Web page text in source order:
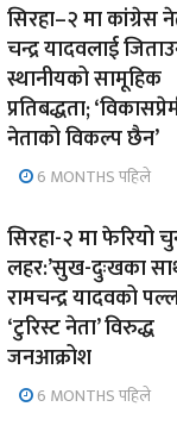
सिरहा–२ मा कांग्रेस
चन्द्र यादवलाई
स्थानीयको सामूहिक
प्रतिबद्धता;
नेताको विकल्प छैन’
6 MONTHS पहिले
सिरहा-२ मा फेरियो
लहर:’सुख-दुःखका
रामचन्द्र यादवको
‘टुरिस्ट नेता’ विरुद्ध
जनआक्रोश
6 MONTHS पहिले